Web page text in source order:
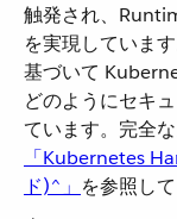
触発され、
を実現していま
基づいて
どのようにセキ
ています。完全
「Kubernetes
ド)^」 を参照して